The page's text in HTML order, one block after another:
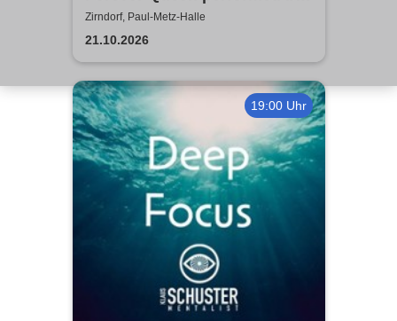
Queen Alive
Zirndorf, Paul-Metz-Halle
21.10.2026
19:00 Uhr